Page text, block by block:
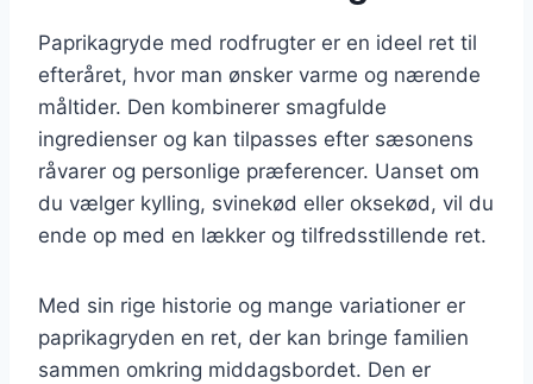
Paprikagryde med rodfrugter er en ideel ret til
efteråret, hvor man ønsker varme og nærende
måltider. Den kombinerer smagfulde
ingredienser og kan tilpasses efter sæsonens
råvarer og personlige præferencer. Uanset om
du vælger kylling, svinekød eller oksekød, vil du
ende op med en lækker og tilfredsstillende ret.
Med sin rige historie og mange variationer er
paprikagryden en ret, der kan bringe familien
sammen omkring middagsbordet. Den er